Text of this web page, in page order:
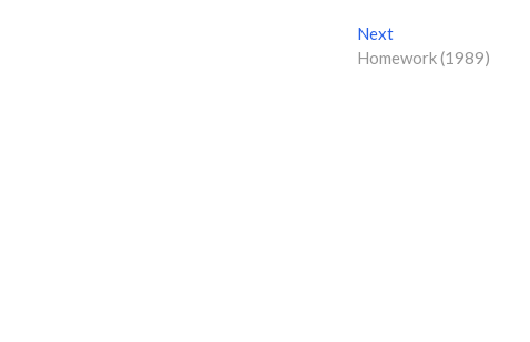
Next
e
Homework (1989)